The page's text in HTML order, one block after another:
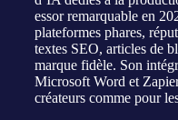
essor remarquable en
plateformes phares,
textes SEO, articles de
marque fidèle. Son
Microsoft Word et
créateurs comme pour